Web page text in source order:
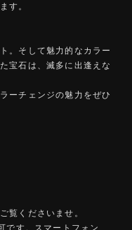
す。
。そして魅力的なカラー
宝石は、滅多に出逢えな
ーチェンジの魅力をぜひ
覧くださいませ。
す。スマートフォン、